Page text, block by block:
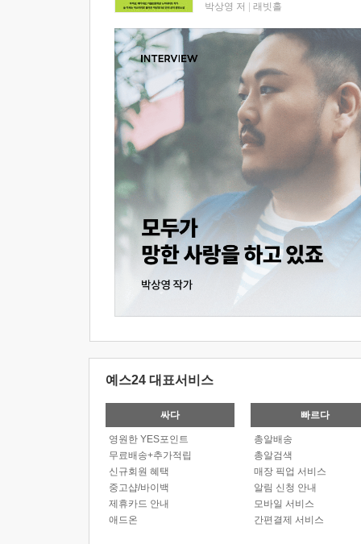
박상영 저 래빗홀
예스24 대표서비스
싸다
영원한 YES포인트
무료배송+추가적립
신규회원 혜택
중고샵/바이백
제휴카드 안내
애드온
빠르다
총알배송
총알검색
매장 픽업 서비스
알림 신청 안내
모바일 서비스
간편결제 서비스